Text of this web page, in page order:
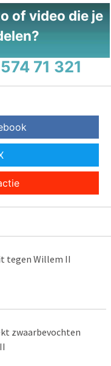
of video die je
71 321
tegen Willem II
zwaarbevochten